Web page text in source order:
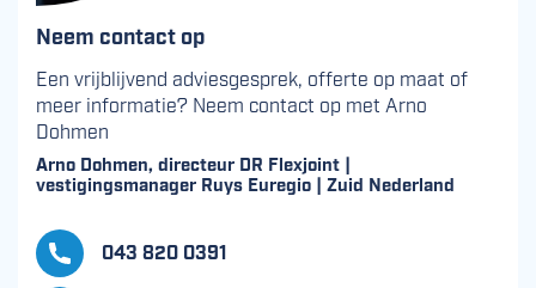
Neem contact op
Een vrijblijvend adviesgesprek, offerte op maat of
meer informatie? Neem contact op met Arno
Dohmen
Arno Dohmen, directeur DR Flexjoint |
vestigingsmanager Ruys Euregio | Zuid Nederland
043 820 0391